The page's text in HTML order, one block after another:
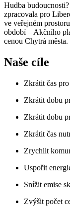
Hudba
zpracovala pro
ve veřejném
období – Akčního
cenou Chytrá města.
Naše cíle
Zkrátit čas
Zkrátit dobu
Zkrátit dobu
Zkrátit čas
Zrychlit
Uspořit
Snížit emise
Zvýšit počet